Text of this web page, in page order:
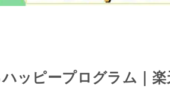
ッピープログラム｜楽